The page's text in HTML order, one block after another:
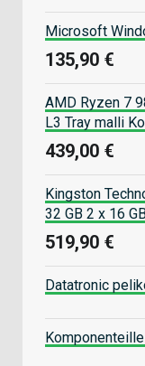
Microsoft
135,90 €
AMD Ryzen 7
L3 Tray malli
439,00 €
Kingston
32 GB 2 x 16
519,90 €
Datatronic